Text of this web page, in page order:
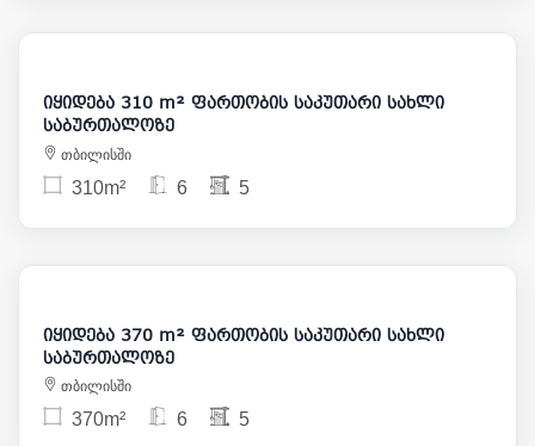
895 000
იყიდება 310 m² ფართობის საკუთარი სახლი
საბურთალოზე
თბილისში
310m² 6 5
1 400 000
იყიდება 370 m² ფართობის საკუთარი სახლი
საბურთალოზე
თბილისში
370m² 6 5